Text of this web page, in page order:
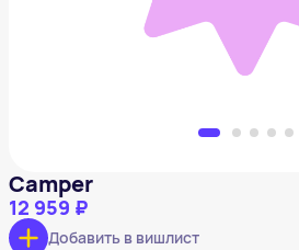
Camper
12 959 ₽
Добавить в вишлист